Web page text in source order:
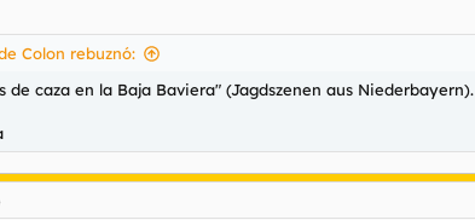
Colon rebuznó:
de caza en la Baja Baviera" (Jagdszenen aus Niederbayern).